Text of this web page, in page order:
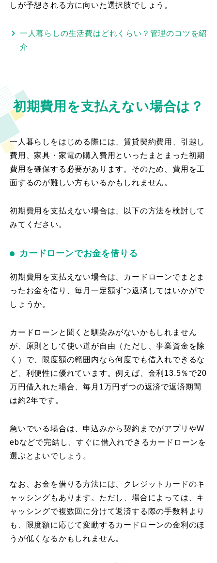
しが予想される方に向いた選択肢でしょう。
一人暮らしの生活費はどれくらい？管理のコツを紹
介
初期費用を支払えない場合は？
一人暮らしをはじめる際には、賃貸契約費用、引越し
費用、家具・家電の購入費用といったまとまった初期
費用を確保する必要があります。そのため、費用を工
面するのが難しい方もいるかもしれません。
初期費用を支払えない場合は、以下の方法を検討して
みてください。
カードローンでお金を借りる
初期費用を支払えない場合は、カードローンでまとま
ったお金を借り、毎月一定額ずつ返済してはいかがで
しょうか。
カードローンと聞くと馴染みがないかもしれません
が、原則として使い道が自由（ただし、事業資金を除
く）で、限度額の範囲内なら何度でも借入れできるな
ど、利便性に優れています。例えば、金利13.5％で20
万円借入れた場合、毎月1万円ずつの返済で返済期間
は約2年です。
急いでいる場合は、申込みから契約までがアプリやW
ebなどで完結し、すぐに借入れできるカードローンを
選ぶとよいでしょう。
なお、お金を借りる方法には、クレジットカードのキ
ャッシングもあります。ただし、場合によっては、キ
ャッシングで複数回に分けて返済する際の手数料より
も、限度額に応じて変動するカードローンの金利のほ
うが低くなるかもしれません。